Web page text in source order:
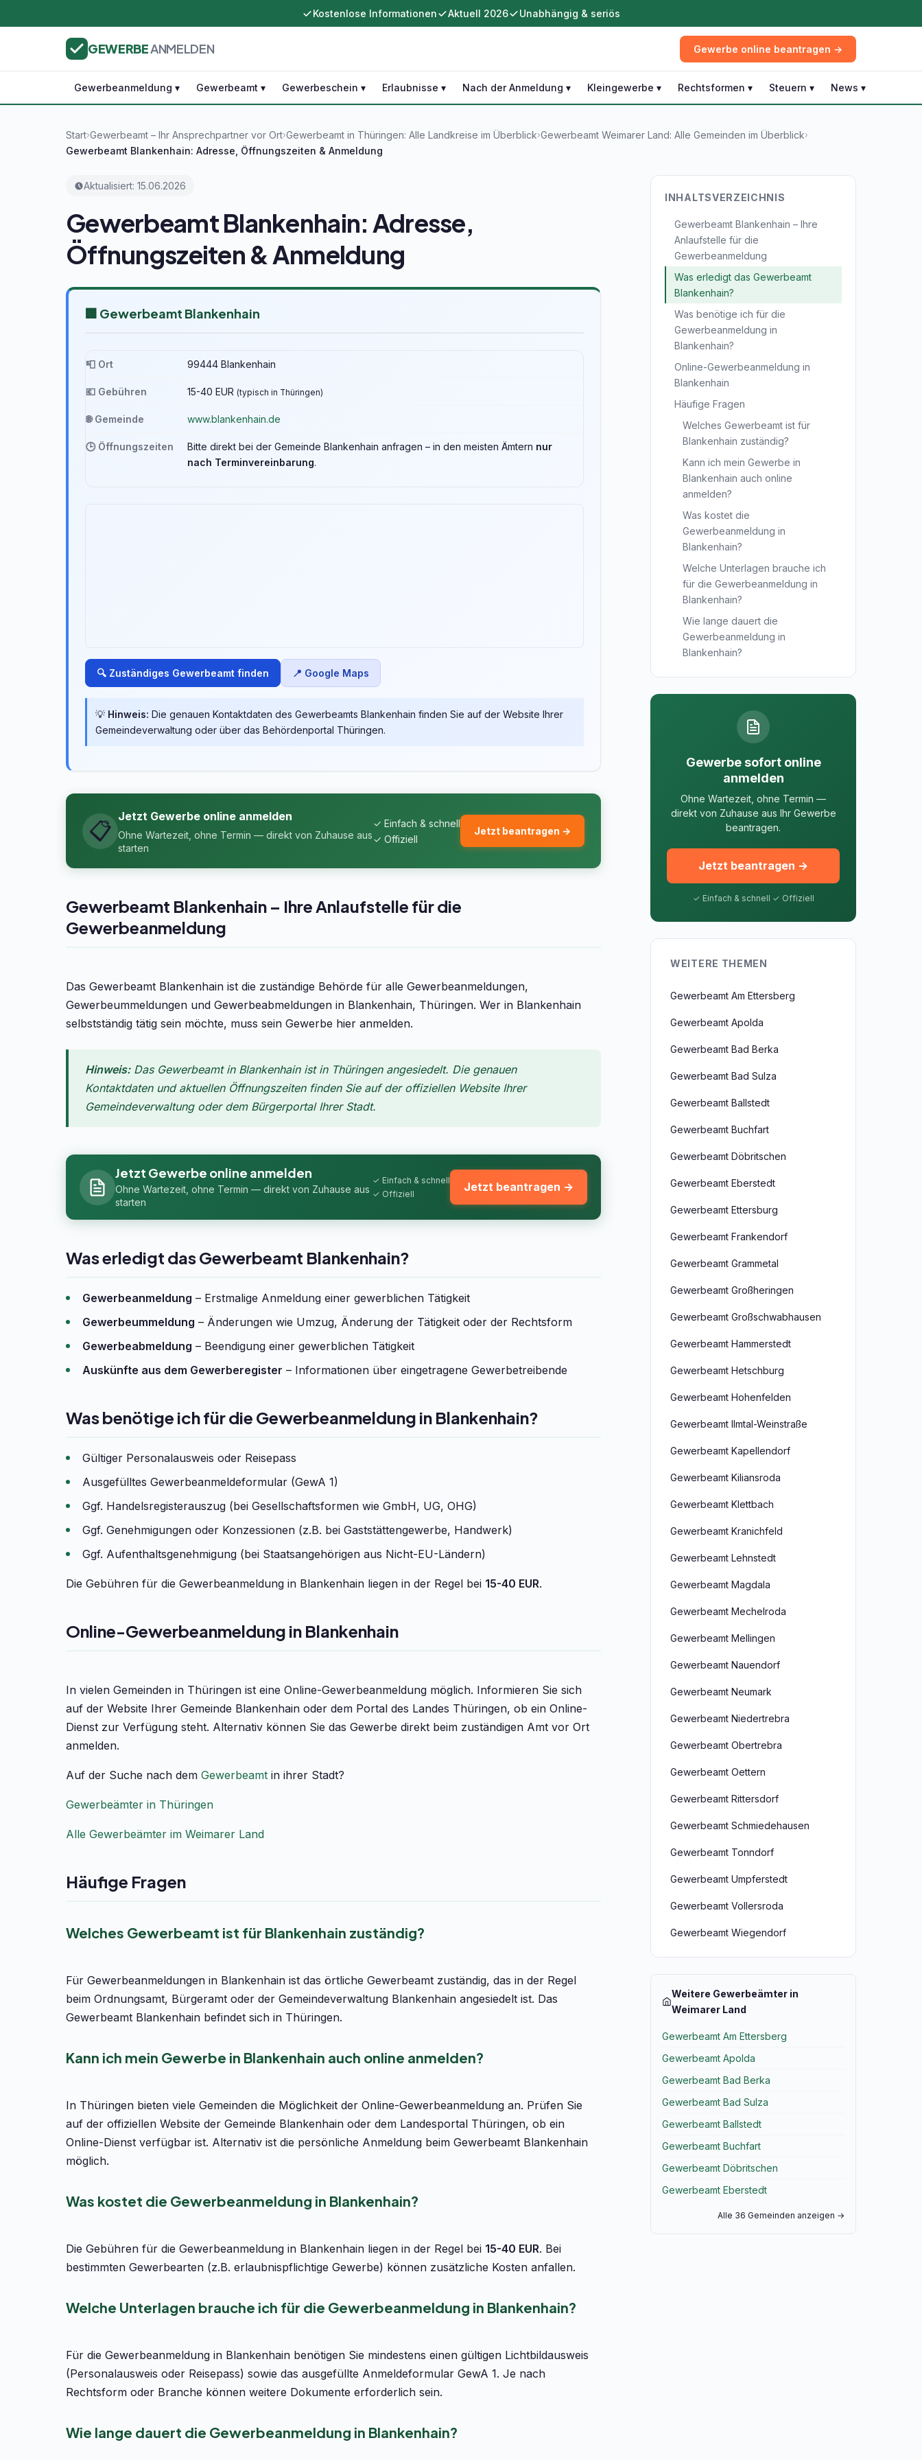
Kostenlose Informationen Aktuell 2026 Unabhängig & seriös
GEWERBEANMELDEN Gewerbe online beantragen →
Gewerbeanmeldung ▾ Gewerbeamt ▾ Gewerbeschein ▾ Erlaubnisse ▾ Nach der Anmeldung ▾ Kleingewerbe ▾ Rechtsformen ▾ Steuern ▾ News ▾
Start›Gewerbeamt – Ihr Ansprechpartner vor Ort›Gewerbeamt in Thüringen: Alle Landkreise im Überblick›Gewerbeamt Weimarer Land: Alle Gemeinden im Überblick›
Gewerbeamt Blankenhain: Adresse, Öffnungszeiten & Anmeldung
Aktualisiert: 15.06.2026
Gewerbeamt Blankenhain: Adresse,
Öffnungszeiten & Anmeldung
🏢 Gewerbeamt Blankenhain
📮 Ort 99444 Blankenhain
💶 Gebühren 15-40 EUR (typisch in Thüringen)
🌐 Gemeinde www.blankenhain.de
🕒 Öffnungszeiten Bitte direkt bei der Gemeinde Blankenhain anfragen – in den meisten Ämtern nur
nach Terminvereinbarung.
🔍 Zuständiges Gewerbeamt finden 📍 Google Maps
💡 Hinweis: Die genauen Kontaktdaten des Gewerbeamts Blankenhain finden Sie auf der Website Ihrer
Gemeindeverwaltung oder über das Behördenportal Thüringen.
📋
Jetzt Gewerbe online anmelden
Ohne Wartezeit, ohne Termin — direkt von Zuhause aus
starten
✓ Einfach & schnell
✓ Offiziell
Jetzt beantragen →
Gewerbeamt Blankenhain – Ihre Anlaufstelle für die
Gewerbeanmeldung
Das Gewerbeamt Blankenhain ist die zuständige Behörde für alle Gewerbeanmeldungen,
Gewerbeummeldungen und Gewerbeabmeldungen in Blankenhain, Thüringen. Wer in Blankenhain
selbstständig tätig sein möchte, muss sein Gewerbe hier anmelden.
Hinweis:Das Gewerbeamt in Blankenhain ist in Thüringen angesiedelt. Die genauen
Kontaktdaten und aktuellen Öffnungszeiten finden Sie auf der offiziellen Website Ihrer
Gemeindeverwaltung oder dem Bürgerportal Ihrer Stadt.
Jetzt Gewerbe online anmelden
Ohne Wartezeit, ohne Termin — direkt von Zuhause aus
starten
✓ Einfach & schnell
✓ Offiziell
Jetzt beantragen →
Was erledigt das Gewerbeamt Blankenhain?
Gewerbeanmeldung – Erstmalige Anmeldung einer gewerblichen Tätigkeit
Gewerbeummeldung – Änderungen wie Umzug, Änderung der Tätigkeit oder der Rechtsform
Gewerbeabmeldung – Beendigung einer gewerblichen Tätigkeit
Auskünfte aus dem Gewerberegister – Informationen über eingetragene Gewerbetreibende
Was benötige ich für die Gewerbeanmeldung in Blankenhain?
Gültiger Personalausweis oder Reisepass
Ausgefülltes Gewerbeanmeldeformular (GewA 1)
Ggf. Handelsregisterauszug (bei Gesellschaftsformen wie GmbH, UG, OHG)
Ggf. Genehmigungen oder Konzessionen (z.B. bei Gaststättengewerbe, Handwerk)
Ggf. Aufenthaltsgenehmigung (bei Staatsangehörigen aus Nicht-EU-Ländern)
Die Gebühren für die Gewerbeanmeldung in Blankenhain liegen in der Regel bei 15-40 EUR.
Online-Gewerbeanmeldung in Blankenhain
In vielen Gemeinden in Thüringen ist eine Online-Gewerbeanmeldung möglich. Informieren Sie sich
auf der Website Ihrer Gemeinde Blankenhain oder dem Portal des Landes Thüringen, ob ein Online-
Dienst zur Verfügung steht. Alternativ können Sie das Gewerbe direkt beim zuständigen Amt vor Ort
anmelden.
Auf der Suche nach dem Gewerbeamt in ihrer Stadt?
Gewerbeämter in Thüringen
Alle Gewerbeämter im Weimarer Land
Häufige Fragen
Welches Gewerbeamt ist für Blankenhain zuständig?
Für Gewerbeanmeldungen in Blankenhain ist das örtliche Gewerbeamt zuständig, das in der Regel
beim Ordnungsamt, Bürgeramt oder der Gemeindeverwaltung Blankenhain angesiedelt ist. Das
Gewerbeamt Blankenhain befindet sich in Thüringen.
Kann ich mein Gewerbe in Blankenhain auch online anmelden?
In Thüringen bieten viele Gemeinden die Möglichkeit der Online-Gewerbeanmeldung an. Prüfen Sie
auf der offiziellen Website der Gemeinde Blankenhain oder dem Landesportal Thüringen, ob ein
Online-Dienst verfügbar ist. Alternativ ist die persönliche Anmeldung beim Gewerbeamt Blankenhain
möglich.
Was kostet die Gewerbeanmeldung in Blankenhain?
Die Gebühren für die Gewerbeanmeldung in Blankenhain liegen in der Regel bei 15-40 EUR. Bei
bestimmten Gewerbearten (z.B. erlaubnispflichtige Gewerbe) können zusätzliche Kosten anfallen.
Welche Unterlagen brauche ich für die Gewerbeanmeldung in Blankenhain?
Für die Gewerbeanmeldung in Blankenhain benötigen Sie mindestens einen gültigen Lichtbildausweis
(Personalausweis oder Reisepass) sowie das ausgefüllte Anmeldeformular GewA 1. Je nach
Rechtsform oder Branche können weitere Dokumente erforderlich sein.
Wie lange dauert die Gewerbeanmeldung in Blankenhain?
INHALTSVERZEICHNIS
Gewerbeamt Blankenhain – Ihre
Anlaufstelle für die
Gewerbeanmeldung
Was erledigt das Gewerbeamt
Blankenhain?
Was benötige ich für die
Gewerbeanmeldung in
Blankenhain?
Online-Gewerbeanmeldung in
Blankenhain
Häufige Fragen
Welches Gewerbeamt ist für
Blankenhain zuständig?
Kann ich mein Gewerbe in
Blankenhain auch online
anmelden?
Was kostet die
Gewerbeanmeldung in
Blankenhain?
Welche Unterlagen brauche ich
für die Gewerbeanmeldung in
Blankenhain?
Wie lange dauert die
Gewerbeanmeldung in
Blankenhain?
Gewerbe sofort online
anmelden
Ohne Wartezeit, ohne Termin —
direkt von Zuhause aus Ihr Gewerbe
beantragen.
Jetzt beantragen →
✓ Einfach & schnell ✓ Offiziell
WEITERE THEMEN
Gewerbeamt Am Ettersberg
Gewerbeamt Apolda
Gewerbeamt Bad Berka
Gewerbeamt Bad Sulza
Gewerbeamt Ballstedt
Gewerbeamt Buchfart
Gewerbeamt Döbritschen
Gewerbeamt Eberstedt
Gewerbeamt Ettersburg
Gewerbeamt Frankendorf
Gewerbeamt Grammetal
Gewerbeamt Großheringen
Gewerbeamt Großschwabhausen
Gewerbeamt Hammerstedt
Gewerbeamt Hetschburg
Gewerbeamt Hohenfelden
Gewerbeamt Ilmtal-Weinstraße
Gewerbeamt Kapellendorf
Gewerbeamt Kiliansroda
Gewerbeamt Klettbach
Gewerbeamt Kranichfeld
Gewerbeamt Lehnstedt
Gewerbeamt Magdala
Gewerbeamt Mechelroda
Gewerbeamt Mellingen
Gewerbeamt Nauendorf
Gewerbeamt Neumark
Gewerbeamt Niedertrebra
Gewerbeamt Obertrebra
Gewerbeamt Oettern
Gewerbeamt Rittersdorf
Gewerbeamt Schmiedehausen
Gewerbeamt Tonndorf
Gewerbeamt Umpferstedt
Gewerbeamt Vollersroda
Gewerbeamt Wiegendorf
Weitere Gewerbeämter in
Weimarer Land
Gewerbeamt Am Ettersberg
Gewerbeamt Apolda
Gewerbeamt Bad Berka
Gewerbeamt Bad Sulza
Gewerbeamt Ballstedt
Gewerbeamt Buchfart
Gewerbeamt Döbritschen
Gewerbeamt Eberstedt
Alle 36 Gemeinden anzeigen →